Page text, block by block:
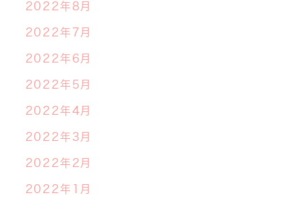
2022年8月
2022年7月
2022年6月
2022年5月
2022年4月
2022年3月
2022年2月
2022年1月